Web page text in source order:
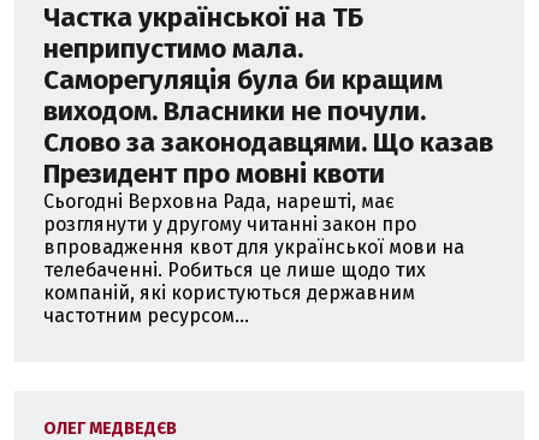
Частка української на ТБ
неприпустимо мала.
Саморегуляція була би кращим
виходом. Власники не почули.
Слово за законодавцями. Що казав
Президент про мовні квоти
Сьогодні Верховна Рада, нарешті, має
розглянути у другому читанні закон про
впровадження квот для української мови на
телебаченні. Робиться це лише щодо тих
компаній, які користуються державним
частотним ресурсом...
ОЛЕГ МЕДВЕДЄВ